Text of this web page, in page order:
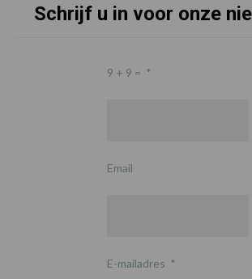
Schrijf u in voor onze
9 + 9 = *
Email
E-mailadres *